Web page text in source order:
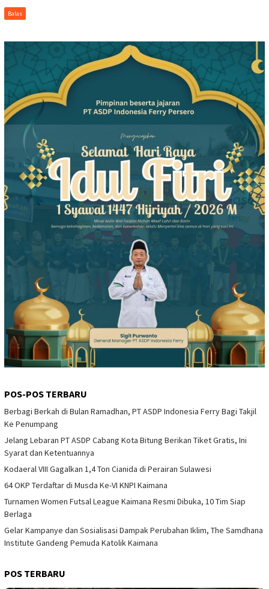
Balas
POS-POS TERBARU
Berbagi Berkah di Bulan Ramadhan, PT ASDP Indonesia Ferry Bagi Takjil
Ke Penumpang
Jelang Lebaran PT ASDP Cabang Kota Bitung Berikan Tiket Gratis, Ini
Syarat dan Ketentuannya
Kodaeral VIII Gagalkan 1,4 Ton Cianida di Perairan Sulawesi
64 OKP Terdaftar di Musda Ke-VI KNPI Kaimana
Turnamen Women Futsal League Kaimana Resmi Dibuka, 10 Tim Siap
Berlaga
Gelar Kampanye dan Sosialisasi Dampak Perubahan Iklim, The Samdhana
Institute Gandeng Pemuda Katolik Kaimana
POS TERBARU